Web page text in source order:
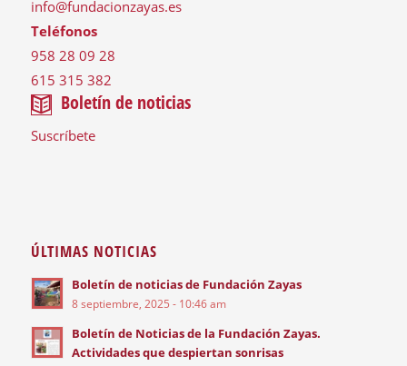
info@fundacionzayas.es
Teléfonos
958 28 09 28
615 315 382
Boletín de noticias
Suscríbete
ÚLTIMAS NOTICIAS
Boletín de noticias de Fundación Zayas
8 septiembre, 2025 - 10:46 am
Boletín de Noticias de la Fundación Zayas.
Actividades que despiertan sonrisas